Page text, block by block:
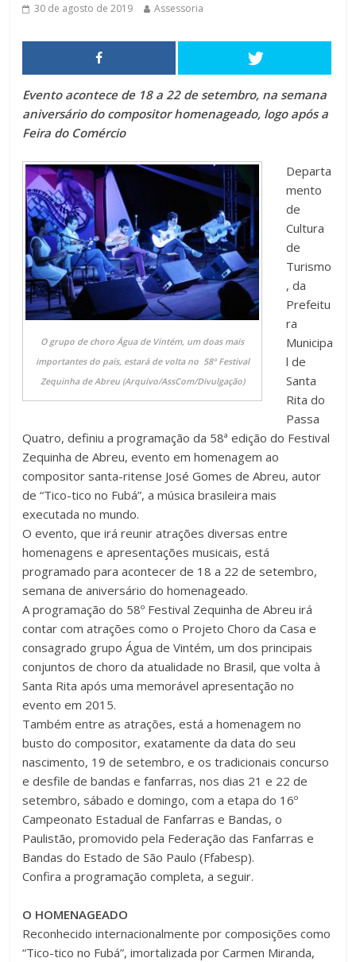
30 de agosto de 2019 Assessoria
Evento acontece de 18 a 22 de setembro, na semana
aniversário do compositor homenageado, logo após a
Feira do Comércio
O grupo de choro Água de Vintém, um doas mais
importantes do país, estará de volta no 58º Festival
Zequinha de Abreu (Arquivo/AssCom/Divulgação)
Departa
mento
de
Cultura
de
Turismo
, da
Prefeitu
ra
Municipa
l de
Santa
Rita do
Passa
Quatro, definiu a programação da 58ª edição do Festival
Zequinha de Abreu, evento em homenagem ao
compositor santa-ritense José Gomes de Abreu, autor
de “Tico-tico no Fubá”, a música brasileira mais
executada no mundo.
O evento, que irá reunir atrações diversas entre
homenagens e apresentações musicais, está
programado para acontecer de 18 a 22 de setembro,
semana de aniversário do homenageado.
A programação do 58º Festival Zequinha de Abreu irá
contar com atrações como o Projeto Choro da Casa e
consagrado grupo Água de Vintém, um dos principais
conjuntos de choro da atualidade no Brasil, que volta à
Santa Rita após uma memorável apresentação no
evento em 2015.
Também entre as atrações, está a homenagem no
busto do compositor, exatamente da data do seu
nascimento, 19 de setembro, e os tradicionais concurso
e desfile de bandas e fanfarras, nos dias 21 e 22 de
setembro, sábado e domingo, com a etapa do 16º
Campeonato Estadual de Fanfarras e Bandas, o
Paulistão, promovido pela Federação das Fanfarras e
Bandas do Estado de São Paulo (Ffabesp).
Confira a programação completa, a seguir.
O HOMENAGEADO
Reconhecido internacionalmente por composições como
“Tico-tico no Fubá”, imortalizada por Carmen Miranda,